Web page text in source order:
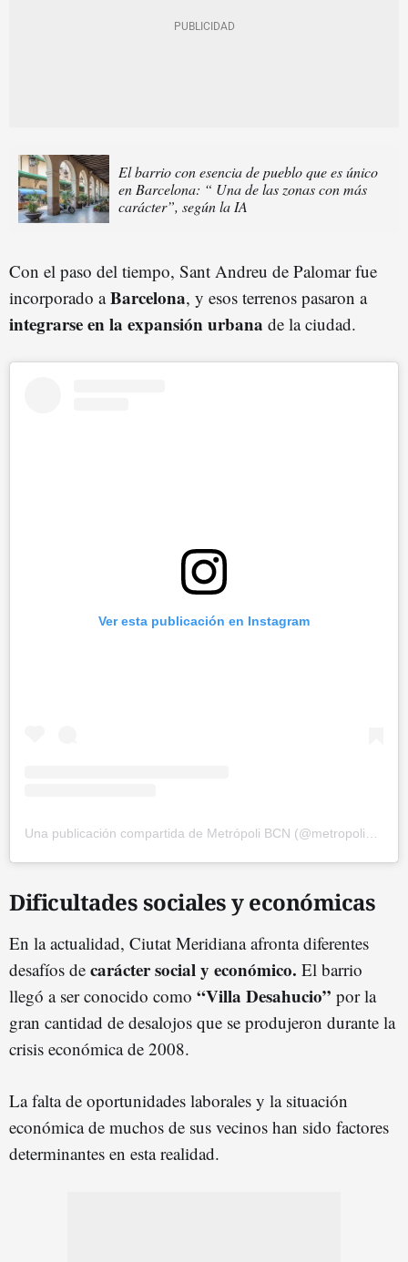
El barrio con esencia de pueblo que es único
en Barcelona: “ Una de las zonas con más
carácter”, según la IA
Con el paso del tiempo, Sant Andreu de Palomar fue
incorporado aBarcelona, y esos terrenos pasaron a
integrarse en la expansión urbana de la ciudad.
Ver esta publicación en Instagram
Una publicación compartida de Metrópoli BCN (@metropolibarcelona)
Dificultades sociales y económicas
En la actualidad, Ciutat Meridiana afronta diferentes
desafíos de carácter social y económico. El barrio
llegó a ser conocido como “Villa Desahucio” por la
gran cantidad de desalojos que se produjeron durante la
crisis económica de 2008.
La falta de oportunidades laborales y la situación
económica de muchos de sus vecinos han sido factores
determinantes en esta realidad.